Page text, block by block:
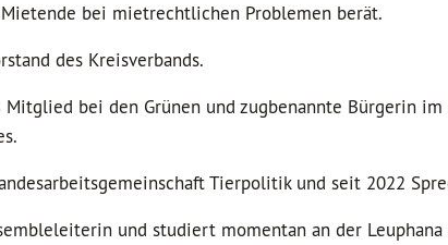
bei mietrechtlichen Problemen berät.
des Kreisverbands.
Mitglied bei den Grünen und zugbenannte Bürgerin im
Tierpolitik und seit 2022
und studiert momentan an der